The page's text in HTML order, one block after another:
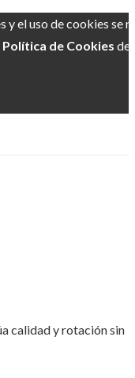
y el uso de cookies se
Política de Cookies
calidad y rotación sin